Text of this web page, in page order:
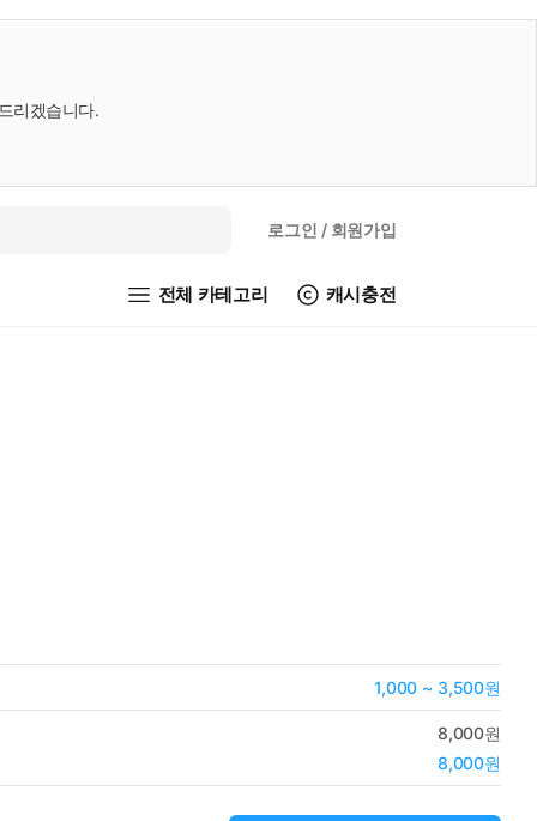
리겠습니다.
로그인 / 회원가입
전체 카테고리 캐시충전
1,000 ~ 3,500원
8,000원
8,000원